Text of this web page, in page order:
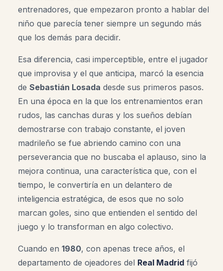
entrenadores, que empezaron pronto a hablar del
niño que parecía tener siempre un segundo más
que los demás para decidir.
Esa diferencia, casi imperceptible, entre el jugador
que improvisa y el que anticipa, marcó la esencia
de Sebastián Losada desde sus primeros pasos.
En una época en la que los entrenamientos eran
rudos, las canchas duras y los sueños debían
demostrarse con trabajo constante, el joven
madrileño se fue abriendo camino con una
perseverancia que no buscaba el aplauso, sino la
mejora continua, una característica que, con el
tiempo, le convertiría en un delantero de
inteligencia estratégica, de esos que no solo
marcan goles, sino que entienden el sentido del
juego y lo transforman en algo colectivo.
Cuando en 1980, con apenas trece años, el
departamento de ojeadores del Real Madrid fijó